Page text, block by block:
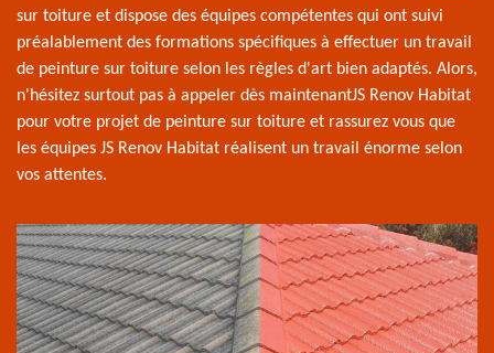
sur toiture et dispose des équipes compétentes qui ont suivi
préalablement des formations spécifiques à effectuer un travail
de peinture sur toiture selon les règles d'art bien adaptés. Alors,
n'hésitez surtout pas à appeler dès maintenantJS Renov Habitat
pour votre projet de peinture sur toiture et rassurez vous que
les équipes JS Renov Habitat réalisent un travail énorme selon
vos attentes.